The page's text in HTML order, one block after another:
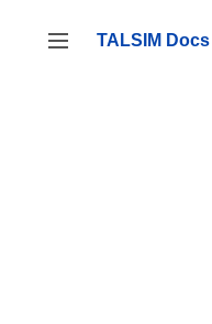
springen
Seitenleiste umschalten
TALSIM Docs